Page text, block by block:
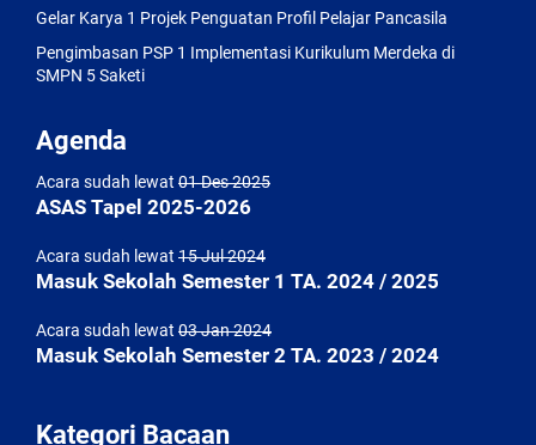
Gelar Karya 1 Projek Penguatan Profil Pelajar Pancasila
Pengimbasan PSP 1 Implementasi Kurikulum Merdeka di
SMPN 5 Saketi
Agenda
Acara sudah lewat 01 Des 2025
ASAS Tapel 2025-2026
Acara sudah lewat 15 Jul 2024
Masuk Sekolah Semester 1 TA. 2024 / 2025
Acara sudah lewat 03 Jan 2024
Masuk Sekolah Semester 2 TA. 2023 / 2024
Kategori Bacaan